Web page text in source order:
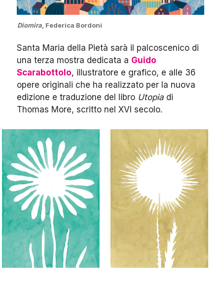
Diomira , Federica Bordoni
Santa Maria della Pietà sarà il palcoscenico di
una terza mostra dedicata a Guido
Scarabottolo, illustratore e grafico, e alle 36
opere originali che ha realizzato per la nuova
edizione e traduzione del libro Utopia di
Thomas More, scritto nel XVI secolo.